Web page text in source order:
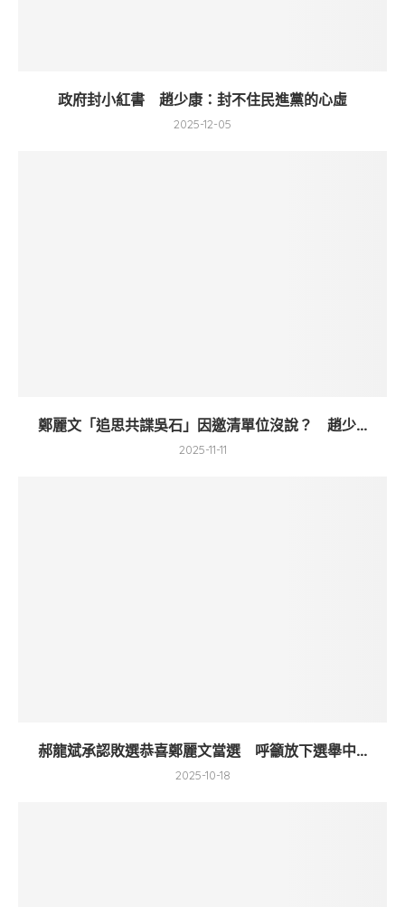
政府封小紅書 趙少康：封不住民進黨的心虛
2025-12-05
鄭麗文「追思共諜吳石」因邀清單位沒說？ 趙少...
2025-11-11
郝龍斌承認敗選恭喜鄭麗文當選 呼籲放下選舉中...
2025-10-18